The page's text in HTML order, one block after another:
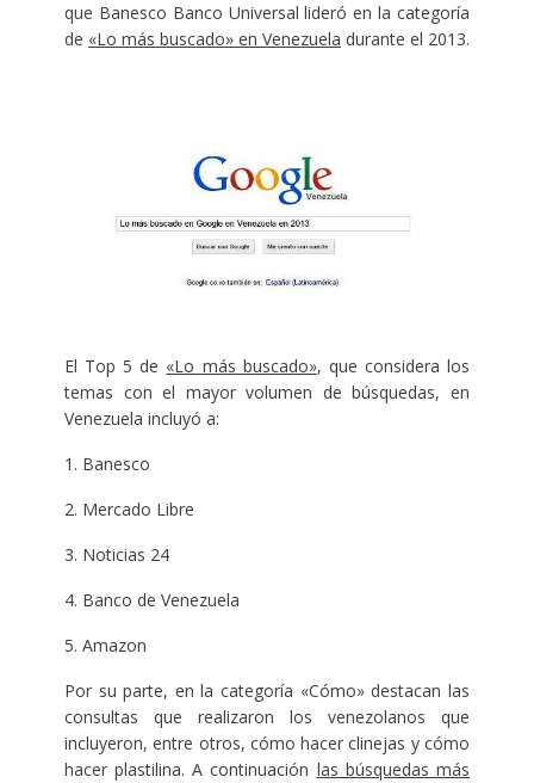
que Banesco Banco Universal lideró en la categoría
de «Lo más buscado» en Venezuela durante el 2013.
El Top 5 de «Lo más buscado», que considera los
temas con el mayor volumen de búsquedas, en
Venezuela incluyó a:
1. Banesco
2. Mercado Libre
3. Noticias 24
4. Banco de Venezuela
5. Amazon
Por su parte, en la categoría «Cómo» destacan las
consultas que realizaron los venezolanos que
incluyeron, entre otros, cómo hacer clinejas y cómo
hacer plastilina. A continuación las búsquedas más